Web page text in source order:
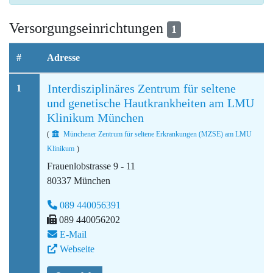
Versorgungseinrichtungen 1
# Adresse
1
Interdisziplinäres Zentrum für seltene
und genetische Hautkrankheiten am LMU
Klinikum München
(
Münchener Zentrum für seltene Erkrankungen (MZSE) am LMU
Klinikum )
Frauenlobstrasse 9 - 11
80337 München
089 440056391
089 440056202
E-Mail
Webseite